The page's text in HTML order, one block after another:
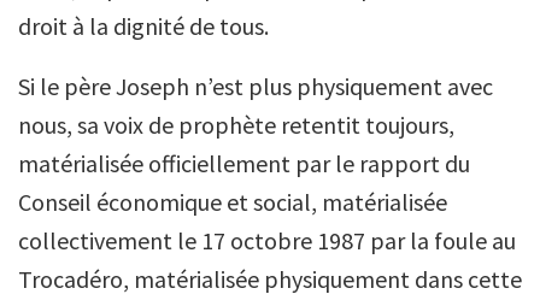
droit à la dignité de tous.
Si le père Joseph n’est plus physiquement avec
nous, sa voix de prophète retentit toujours,
matérialisée officiellement par le rapport du
Conseil économique et social, matérialisée
collectivement le 17 octobre 1987 par la foule au
Trocadéro, matérialisée physiquement dans cette